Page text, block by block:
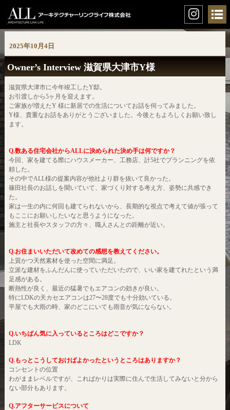
2025年10月4日
Owner’s Interview 滋賀県大津市Y様
滋賀県大津市に今年竣工したY邸。
お引渡しから5ヶ月を迎えます。
ご家族が増えたY 様に新居での生活についてお話を伺ってみました。
Y様、貴重なお話をありがとうございました。今後ともよろしくお願い致し
ます。
Q.数ある住宅会社からALLに決められた決め手は何ですか？
今回、家を建てる際にハウスメーカー、工務店、計5社でプランニングを依
頼した。
その中でALL様の提案内容が他社より群を抜いて良かった。
篠田社長のお話しを聞いていて、家づくり対する考え方、姿勢に共感でき
た。
家は一生の内に何回も建てられないから、長期的な視点で考えて値が張って
もここにお願いしたいなと思うようになった。
施主と社長やスタッフの方々、職人さんとの距離が近い。
Q.お住まいいただいて改めての感想を教えてください。
上質かつ天然素材を使った空間に満足。
立派な建材をふんだんに使っていただいたので、いい家を建てれたという満
足感がある。
断熱性が良く、最近の猛暑でもエアコンの効きが良い。
特にLDKの天カセエアコンは27〜28度でも十分効いている。
平屋でも大雨の時、家のどこにいても雨音が気にならない。
Q.いちばん気に入っているところはどこですか？
LDK
Q.もっとこうしておけばよかったというところはありますか？
コンセントの位置
わがままレベルですが、こればかりは実際に住んで生活してみないと分から
ない部分もあります。
Q.アフターサービスについて